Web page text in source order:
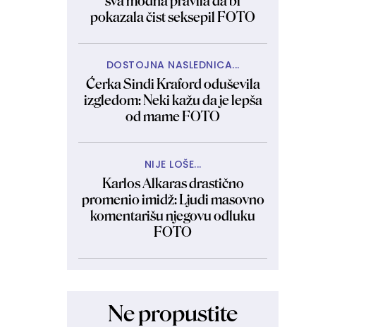
pokazala čist seksepil FOTO
DOSTOJNA NASLEDNICA...
Ćerka Sindi Kraford oduševila
izgledom: Neki kažu da je lepša
od mame FOTO
NIJE LOŠE...
Karlos Alkaras drastično
promenio imidž: Ljudi masovno
komentarišu njegovu odluku
FOTO
Ne propustite